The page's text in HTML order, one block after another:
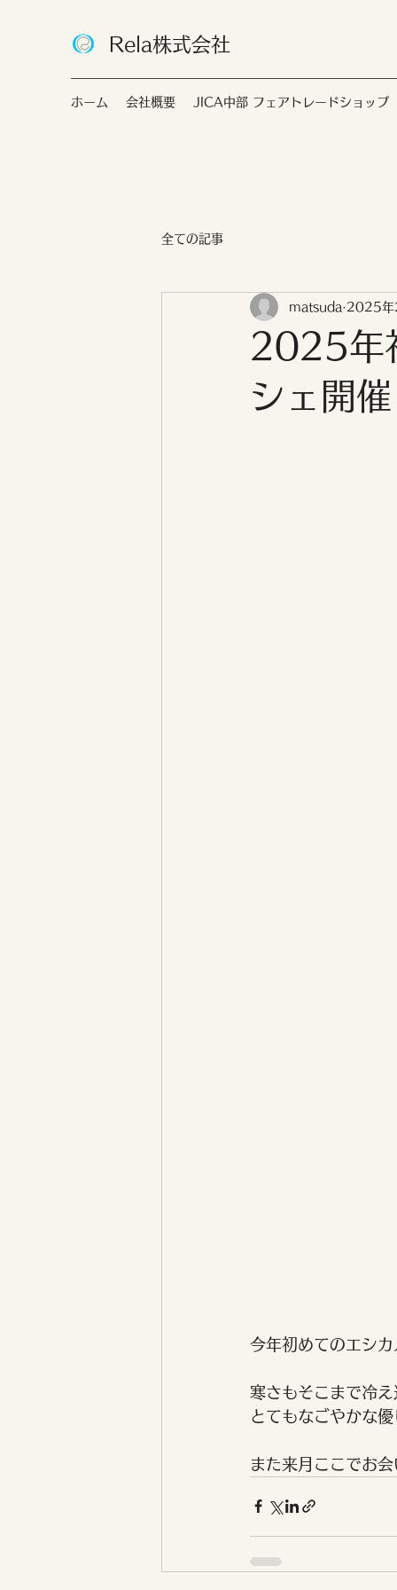
Rela株式会社
ホーム 会社概要 JICA中部 フェアトレードショップ
全ての記事
2025年
シェ開催
matsuda 2025年
今年初めてのエシ
寒さもそこまで冷
とてもなごやかな
また来月ここでお